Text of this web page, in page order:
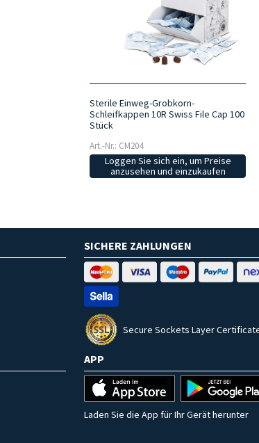
Sterile Einweg-Grobkorn-
Schleifkappen 10R Swiss File Cap 100
Stück
Art.-Nr.: CM204
Loggen Sie sich ein, um Preise
anzusehen und einzukaufen
SICHERE ZAHLUNGEN
Secure Sockets Layer
APP
Laden Sie die App für Ihr Gerät herunter